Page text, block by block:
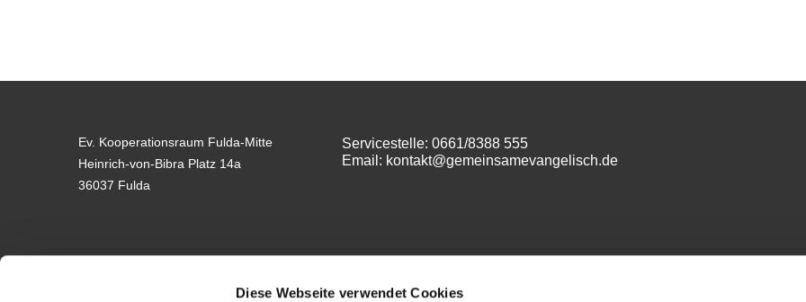
Diese Webseite verwendet Cookies
Ev. Kooperationsraum Fulda-Mitte
Heinrich-von-Bibra Platz 14a
36037 Fulda
Servicestelle: 0661/8388 555
Email: kontakt@gemeinsamevangelisch.dem